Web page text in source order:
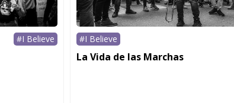
#I Believe #I Believe
La Vida de las Marchas